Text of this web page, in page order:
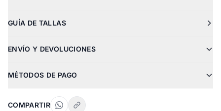
GUÍA DE TALLAS
ENVÍO Y DEVOLUCIONES
MÉTODOS DE PAGO
COMPARTIR